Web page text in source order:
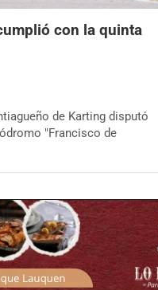
con la quinta
de Karting disputó
"Francisco de